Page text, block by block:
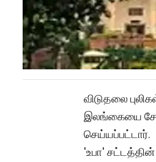
விடுதலை
இலங்கையை
செய்யப்பட்டார்.
'உபா'